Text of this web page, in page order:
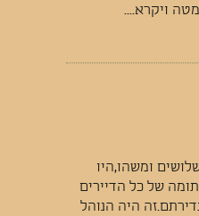
מטה ויקרא....
ומשהו,היו
של כל הדיירים
היה הנוהל